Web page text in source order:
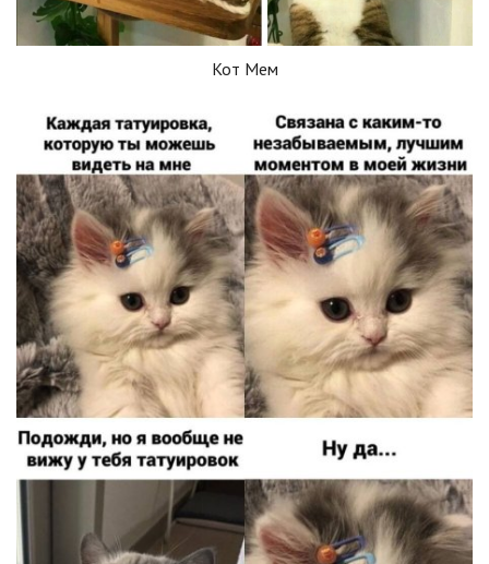
Кот Мем